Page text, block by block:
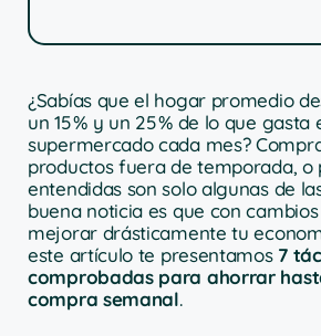
¿Sabías que el hogar promedio
un 15 % y un 25 % de lo que gasta
supermercado cada mes?
productos fuera de temporada, o
entendidas son solo algunas de
buena noticia es que con
mejorar drásticamente tu
este artículo te presentamos 7
comprobadas para ahorrar
compra semanal.